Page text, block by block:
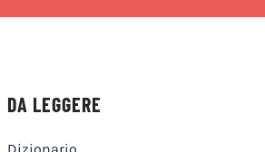
DA LEGGERE